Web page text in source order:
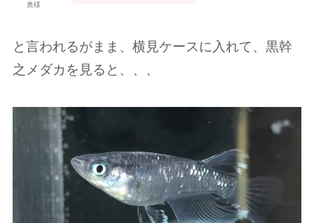
奥様
と言われるがまま、横見ケースに入れて、黒幹
之メダカを見ると、、、